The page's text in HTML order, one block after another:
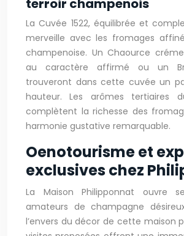
terroir champenois
La Cuvée 1522, équilibrée et
merveille avec les fromages
champenoise. Un Chaource
au caractère affirmé ou un
trouveront dans cette cuvée un
hauteur. Les arômes tertiaires
complètent la richesse des
harmonie gustative remarquable.
Oenotourisme et
exclusives chez
La Maison Philipponnat ouvre
amateurs de champagne
l’envers du décor de cette maison